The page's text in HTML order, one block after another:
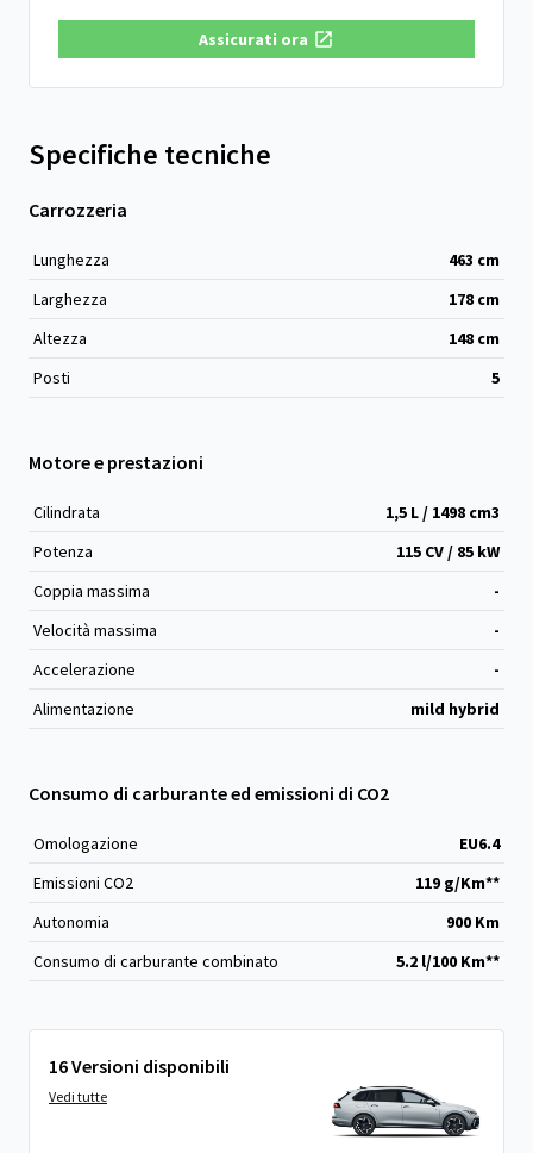
Assicurati ora
Specifiche tecniche
Carrozzeria
Lunghezza 463 cm
Larghezza
178 cm
Altezza
148 cm
Posti
5
Motore e prestazioni
Cilindrata 1,5 L / 1498 cm3
Potenza
115 CV / 85 kW
Coppia massima
-
Velocità massima
-
Accelerazione
-
Alimentazione
mild hybrid
Consumo di carburante ed emissioni di CO2
Omologazione
EU6.4
Emissioni CO2
119 g/Km**
Autonomia
900 Km
Consumo di carburante combinato
5.2 l/100 Km**
16 Versioni disponibili
Vedi tutte